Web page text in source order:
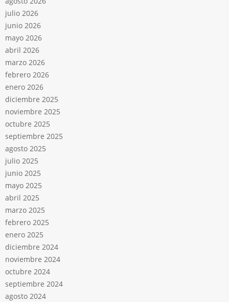
julio 2026
junio 2026
mayo 2026
abril 2026
marzo 2026
febrero 2026
enero 2026
diciembre 2025
noviembre 2025
octubre 2025
septiembre 2025
agosto 2025
julio 2025
junio 2025
mayo 2025
abril 2025
marzo 2025
febrero 2025
enero 2025
diciembre 2024
noviembre 2024
octubre 2024
septiembre 2024
agosto 2024